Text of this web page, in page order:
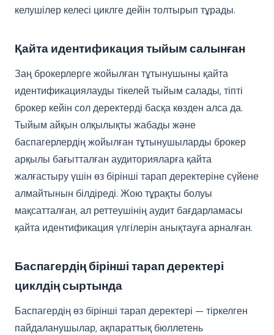
келушілер келесі циклге дейін толтырып тұрады.
Қайта идентификация тыйым салынған
Заң брокерлерге жойылған тұтынушыны қайта
идентификациялауды тікелей тыйым салады, тіпті
брокер кейін сол деректерді басқа көзден алса да.
Тыйым айқын олқылықты жабады және
баспагерлердің жойылған тұтынушыларды брокер
арқылы бағытталған аудиторияларға қайта
жалғастыру үшін өз бірінші тарап деректеріне сүйене
алмайтынын білдіреді. Жою тұрақты болуы
мақсатталған, ал реттеушінің аудит бағдарламасы
қайта идентификация үлгілерін анықтауға арналған.
Баспагердің бірінші тарап деректері
циклдің сыртында
Баспагердің өз бірінші тарап деректері — тіркелген
пайдаланушылар, ақпараттық бюллетень